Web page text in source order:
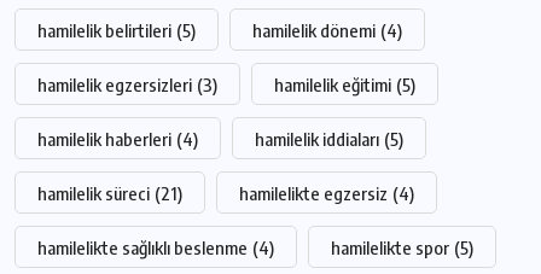
hamilelik belirtileri (5) hamilelik dönemi (4)
hamilelik egzersizleri (3) hamilelik eğitimi (5)
hamilelik haberleri (4) hamilelik iddiaları (5)
hamilelik süreci (21) hamilelikte egzersiz (4)
hamilelikte sağlıklı beslenme (4) hamilelikte spor (5)